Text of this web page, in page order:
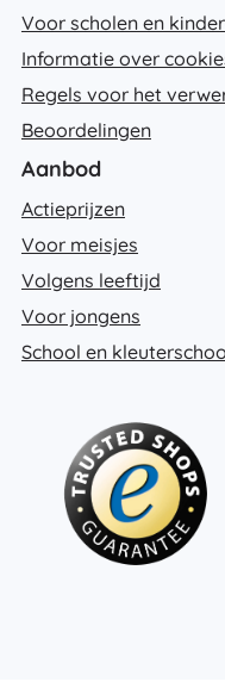
Voor scholen en
Informatie over
Regels voor het
Beoordelingen
Aanbod
Actieprijzen
Voor meisjes
Volgens leeftijd
Voor jongens
School en